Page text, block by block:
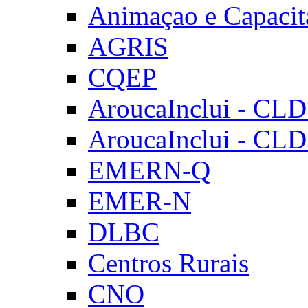
Animaçao e
AGRIS
CQEP
AroucaInclui -
AroucaInclui -
EMERN-Q
EMER-N
DLBC
Centros Rurais
CNO